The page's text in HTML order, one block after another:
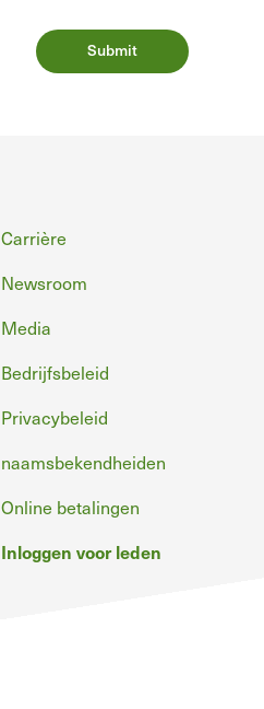
Voettekst
Carrière
Newsroom
Media
Bedrijfsbeleid
Privacybeleid
naamsbekendheiden
Online betalingen
Inloggen voor leden